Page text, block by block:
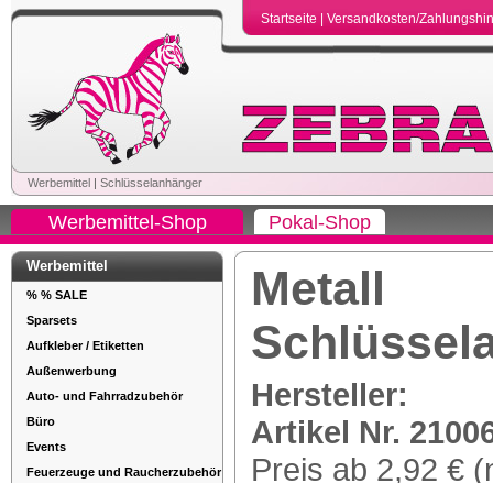
Startseite Versandkosten/
Werbemittel | Schlüsselanhänger
Werbemittel-Shop Pokal-Shop
Werbemittel
% % SALE
Sparsets
Aufkleber / Etiketten
Außenwerbung
Auto- und Fahrradzubehör
Büro
Events
Feuerzeuge und Raucherzubehör
Metall
Hersteller:
Artikel Nr.
Preis ab 2,92 €